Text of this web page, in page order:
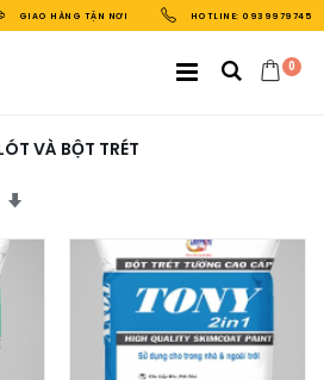
GIAO HÀNG TẬN NƠI HOTLINE: 0939979745
0
VÀ BỘT TRÉT
Sắp Xếp Theo